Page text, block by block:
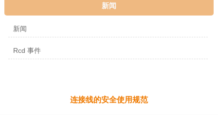
新闻
新闻
Rcd 事件
连接线的安全使用规范